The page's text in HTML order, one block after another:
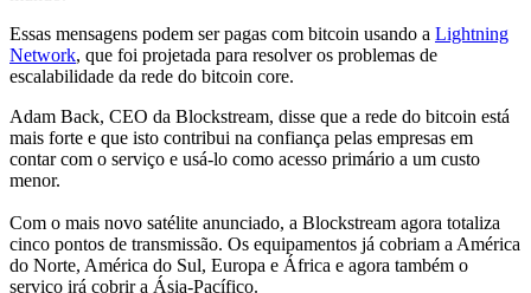
Essas mensagens podem ser pagas com bitcoin usando a Lightning
Network, que foi projetada para resolver os problemas de
escalabilidade da rede do bitcoin core.
Adam Back, CEO da Blockstream, disse que a rede do bitcoin está
mais forte e que isto contribui na confiança pelas empresas em
contar com o serviço e usá-lo como acesso primário a um custo
menor.
Com o mais novo satélite anunciado, a Blockstream agora totaliza
cinco pontos de transmissão. Os equipamentos já cobriam a América
do Norte, América do Sul, Europa e África e agora também o
serviço irá cobrir a Ásia-Pacífico.